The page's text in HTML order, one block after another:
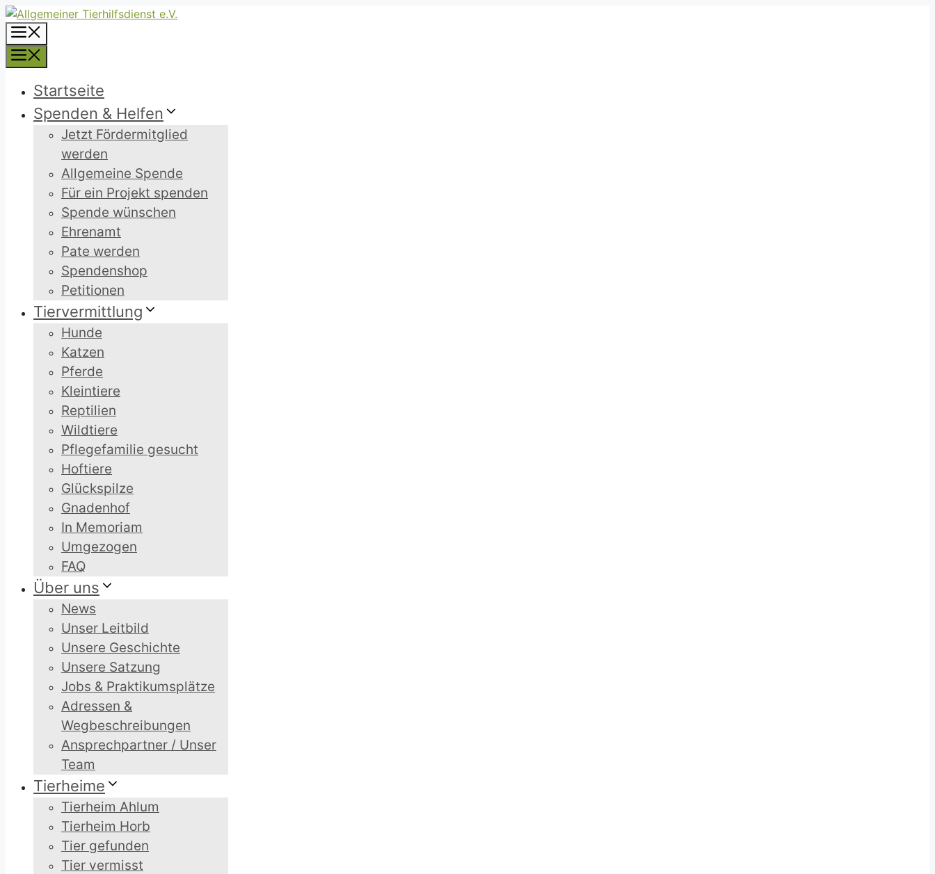
Zum
Inhalt
springen
Startseite
Spenden & Helfen
Jetzt Fördermitglied
werden
Allgemeine Spende
Für ein Projekt spenden
Spende wünschen
Ehrenamt
Pate werden
Spendenshop
Petitionen
Tiervermittlung
Hunde
Katzen
Pferde
Kleintiere
Reptilien
Wildtiere
Pflegefamilie gesucht
Hoftiere
Glückspilze
Gnadenhof
In Memoriam
Umgezogen
FAQ
Über uns
News
Unser Leitbild
Unsere Geschichte
Unsere Satzung
Jobs & Praktikumsplätze
Adressen &
Wegbeschreibungen
Ansprechpartner / Unser
Team
Tierheime
Tierheim Ahlum
Tierheim Horb
Tier gefunden
Tier vermisst